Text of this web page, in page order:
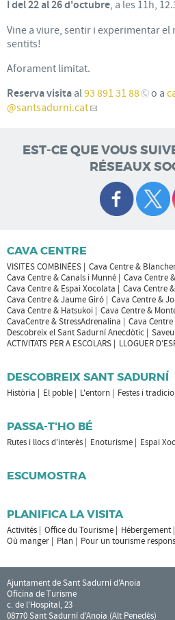
I del 22 al 26 d'octubre, a les 11h,
Vine a viure, sentir i experimentar el
sentits!
Aforament limitat.
Reserva visita al93 891 31 88 o a
@santsadurni.cat
EST-CE QUE VOUS
RÉSEAUX
CAVA CENTRE
VISITES COMBINÉES
Cava Centre &
Cava Centre & Canals i Munné
Cava Centre
Cava Centre & Espai Xocolata
Cava Centre
Cava Centre & Jaume Giró
Cava Centre &
Cava Centre & Hatsukoi
Cava Centre &
CavaCentre & StressAdrenalina
Cava
Descobreix el Sant Sadurní Anecdòtic
ACTIVITATS PER A ESCOLARS
LLOGUER
DESCOBREIX SANT SADURNÍ
Història El poble L'entorn Festes i
PASSA-T'HO BÉ
Rutes i llocs d'interès Enoturisme Espai
ESCUMOSTRA
PLANIFICA LA VISITA
Activités Office du Tourisme Hébergement
Où manger
Plan Pour un tourisme
Ajuntament de Sant Sadurní d'Anoia
Oficina de Turisme
c. de l'Hospital, 23
08770 Sant Sadurní d'Anoia (Alt Penedès)